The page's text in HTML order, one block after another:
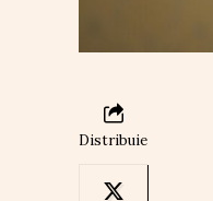
Distribuie